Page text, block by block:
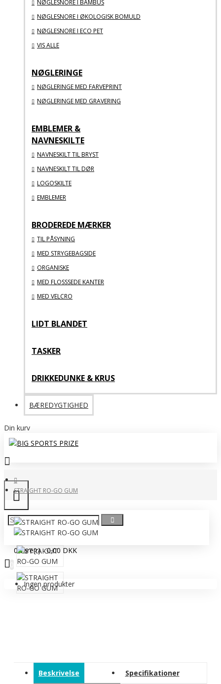
NØGLESNORE I BAMBUS
NØGLESNORE I ØKOLOGISK BOMULD
NØGLESNORE I ECO PET
VIS ALLE
NØGLERINGE
NØGLERINGE MED FARVEPRINT
NØGLERINGE MED GRAVERING
EMBLEMER &
NAVNESKILTE
NAVNESKILT TIL BRYST
NAVNESKILT TIL DØR
LOGOSKILTE
EMBLEMER
BRODEREDE MÆRKER
TIL PÅSYNING
MED STRYGEBAGSIDE
ORGANISKE
MED FLOSSSEDE KANTER
MED VELCRO
LIDT BLANDET
TASKER
DRIKKEDUNKE & KRUS
BÆREDYGTIGHED
Din kurv
0 vare(r) - 0,00 DKK
Ingen produkter
STRAIGHT RO-GO GUM
Beskrivelse Specifikationer